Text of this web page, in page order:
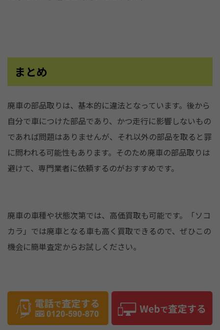
まとめ
廃車の部品取りは、基本的に違法となっています。後から
自分で車につけた部品であり、かつ走行に影響しないもの
であれば問題はありませんが、それ以外の部品を取ると罪
に問われる可能性もあります。そのため廃車の部品取りは
避けて、専門業者に依頼するのがおすすめです。
廃車の車種や状態次第では、高価買取も可能です。「ソコ
カラ」では廃車となる車も高く買取できるので、ぜひこの
機会に簡単査定からお試しください。
X F
a
Li
n
共
有